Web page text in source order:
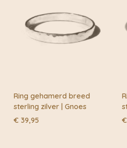
Ring gehamerd breed
sterling zilver | Gnoes
€ 39,95
€